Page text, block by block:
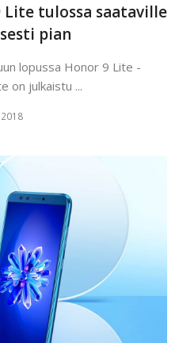
Lite tulossa saataville
pian
lopussa Honor 9 Lite -
on julkaistu ...